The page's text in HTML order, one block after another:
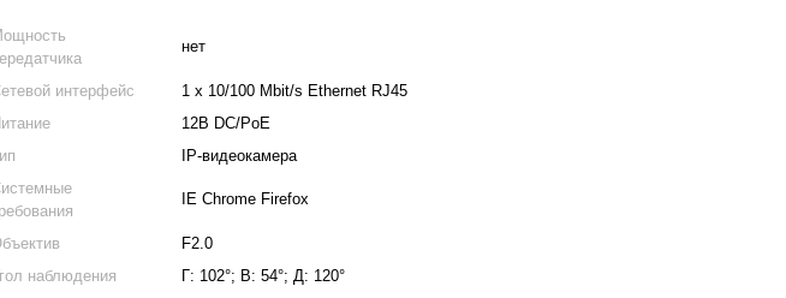
нет
интерфейс
1 x 10/100 Mbit/s Ethernet RJ45
12В DC/PoE
IP-видеокамера
IE Chrome Firefox
F2.0
наблюдения
Г: 102°; В: 54°; Д: 120°